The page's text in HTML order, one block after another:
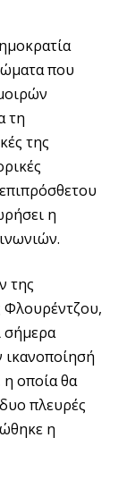
που
τη
της
η
της
Φλουρέντζου,
σήμερα
ικανοποίησή
η οποία θα
πλευρές
η